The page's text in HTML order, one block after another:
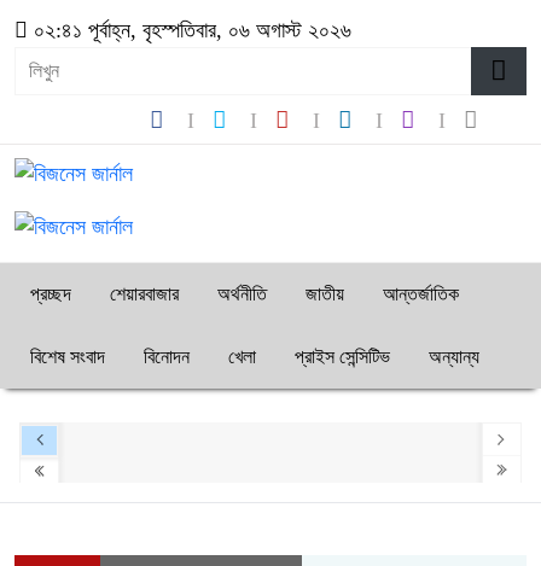
০২:৪১ পূর্বাহ্ন, বৃহস্পতিবার, ০৬ অগাস্ট ২০২৬
প্রচ্ছদ শেয়ারবাজার অর্থনীতি জাতীয় আন্তর্জাতিক
বিশেষ সংবাদ বিনোদন খেলা প্রাইস সেন্সিটিভ অন্যান্য